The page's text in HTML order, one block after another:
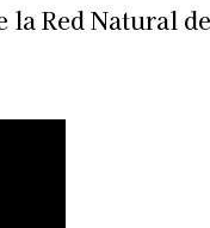
Red Natural